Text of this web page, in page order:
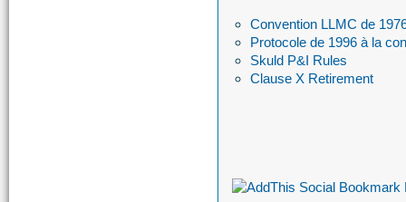
Convention LLMC de
Protocole de 1996 à la
Skuld P&I Rules
Clause X Retirement